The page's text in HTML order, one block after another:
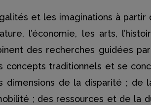
et les imaginations à partir
l’économie, les arts,
des recherches guidées
traditionnels et se
dimensions de la disparité ;
; des ressources et de la